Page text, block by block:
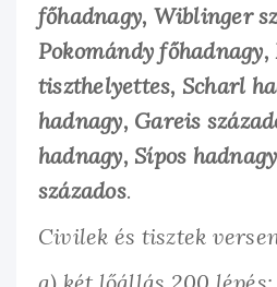
főhadnagy, Wiblinger
Pokomándy
tiszthelyettes, Scharl
hadnagy, Gareis
hadnagy, Sípos
százados.
Civilek és tisztek